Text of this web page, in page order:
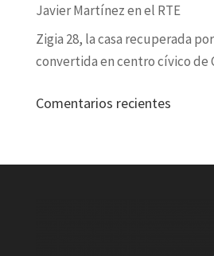
Javier Martínez en el RTE
Zigia 28, la casa recuperada
convertida en centro cívico de
Comentarios recientes